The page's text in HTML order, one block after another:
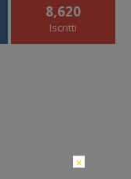
8,620
Iscritti
×